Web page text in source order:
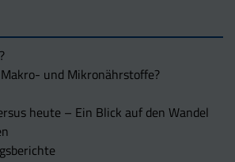
und Mikronährstoffe?
heute – Ein Blick auf den Wandel